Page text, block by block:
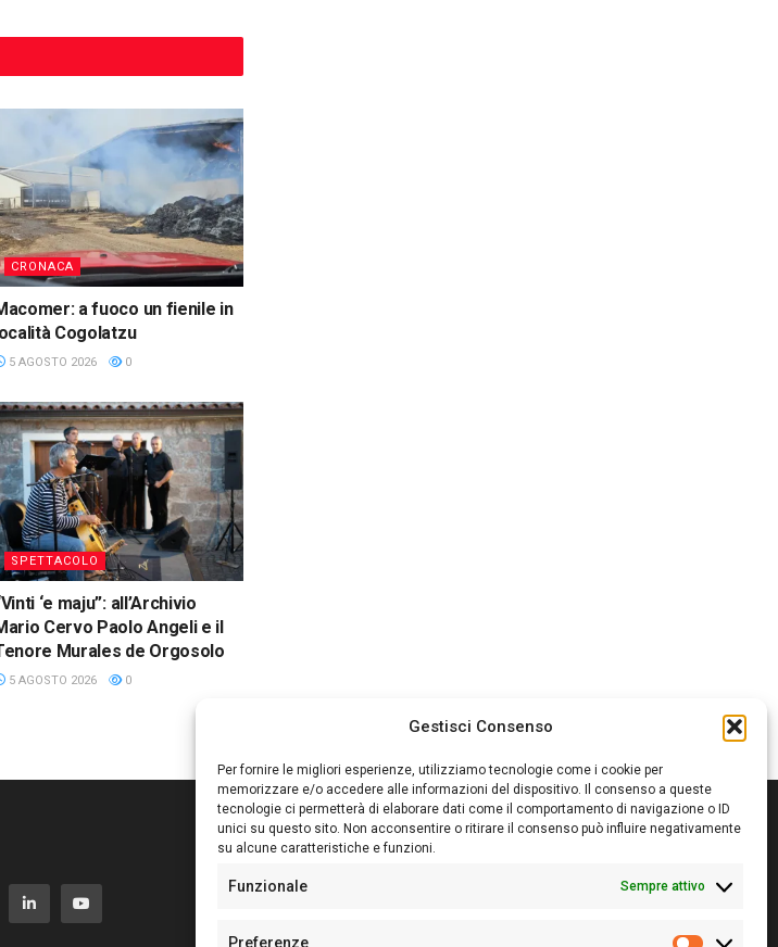
Gestisci Consenso
Per fornire le migliori esperienze, utilizziamo tecnologie come i cookie per
memorizzare e/o accedere alle informazioni del dispositivo. Il consenso a queste
tecnologie ci permetterà di elaborare dati come il comportamento di navigazione o ID
unici su questo sito. Non acconsentire o ritirare il consenso può influire negativamente
su alcune caratteristiche e funzioni.
Funzionale Sempre attivo
Preferenze
CRONACA
a fuoco un fienile in
località Cogolatzu
5 AGOSTO 2026 0
SPETTACOLO
‘e maju”: all’Archivio
Cervo Paolo Angeli e il
Murales de Orgosolo
5 AGOSTO 2026 0
Editore:Giampaolo Cirronis Ditta individuale
Sede: